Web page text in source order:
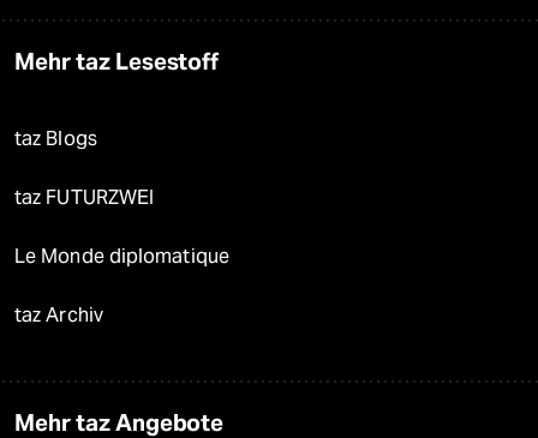
Mehr taz Lesestoff
taz Blogs
taz FUTURZWEI
Le Monde diplomatique
taz Archiv
Mehr taz Angebote